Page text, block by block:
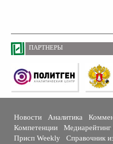
ПАРТНЕРЫ
Новости Аналитика
Компетенции
Присп Weekly
Справочник